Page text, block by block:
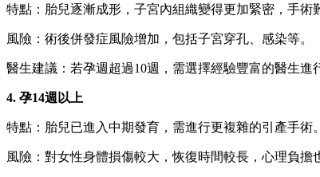
特點：胎兒逐漸成形，子宮內組織變得更加緊密，手術
風險：術後併發症風險增加，包括子宮穿孔、感染等。
醫生建議：若孕週超過10週，需選擇經驗豐富的醫生進
4. 孕14週以上
特點：胎兒已進入中期發育，需進行更複雜的引產手術。
風險：對女性身體損傷較大，恢復時間較長，心理負擔